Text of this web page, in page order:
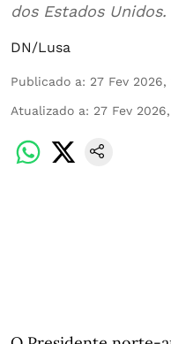
dos Estados Unidos.
DN/Lusa
Publicado a: 27 Fev 2026,
Atualizado a: 27 Fev